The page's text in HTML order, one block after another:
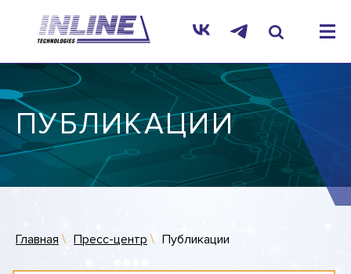
ПУБЛИКАЦИИ
Главная Пресс-центр Публикации